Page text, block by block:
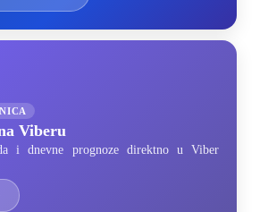
Viberu
i dnevne prognoze direktno u Viber